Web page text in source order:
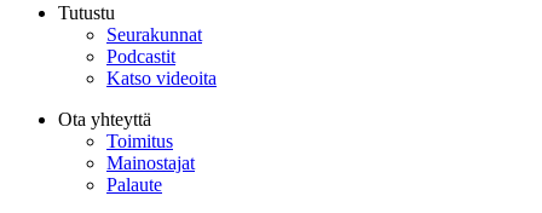
Tutustu
Seurakunnat
Podcastit
Katso videoita
Ota yhteyttä
Toimitus
Mainostajat
Palaute